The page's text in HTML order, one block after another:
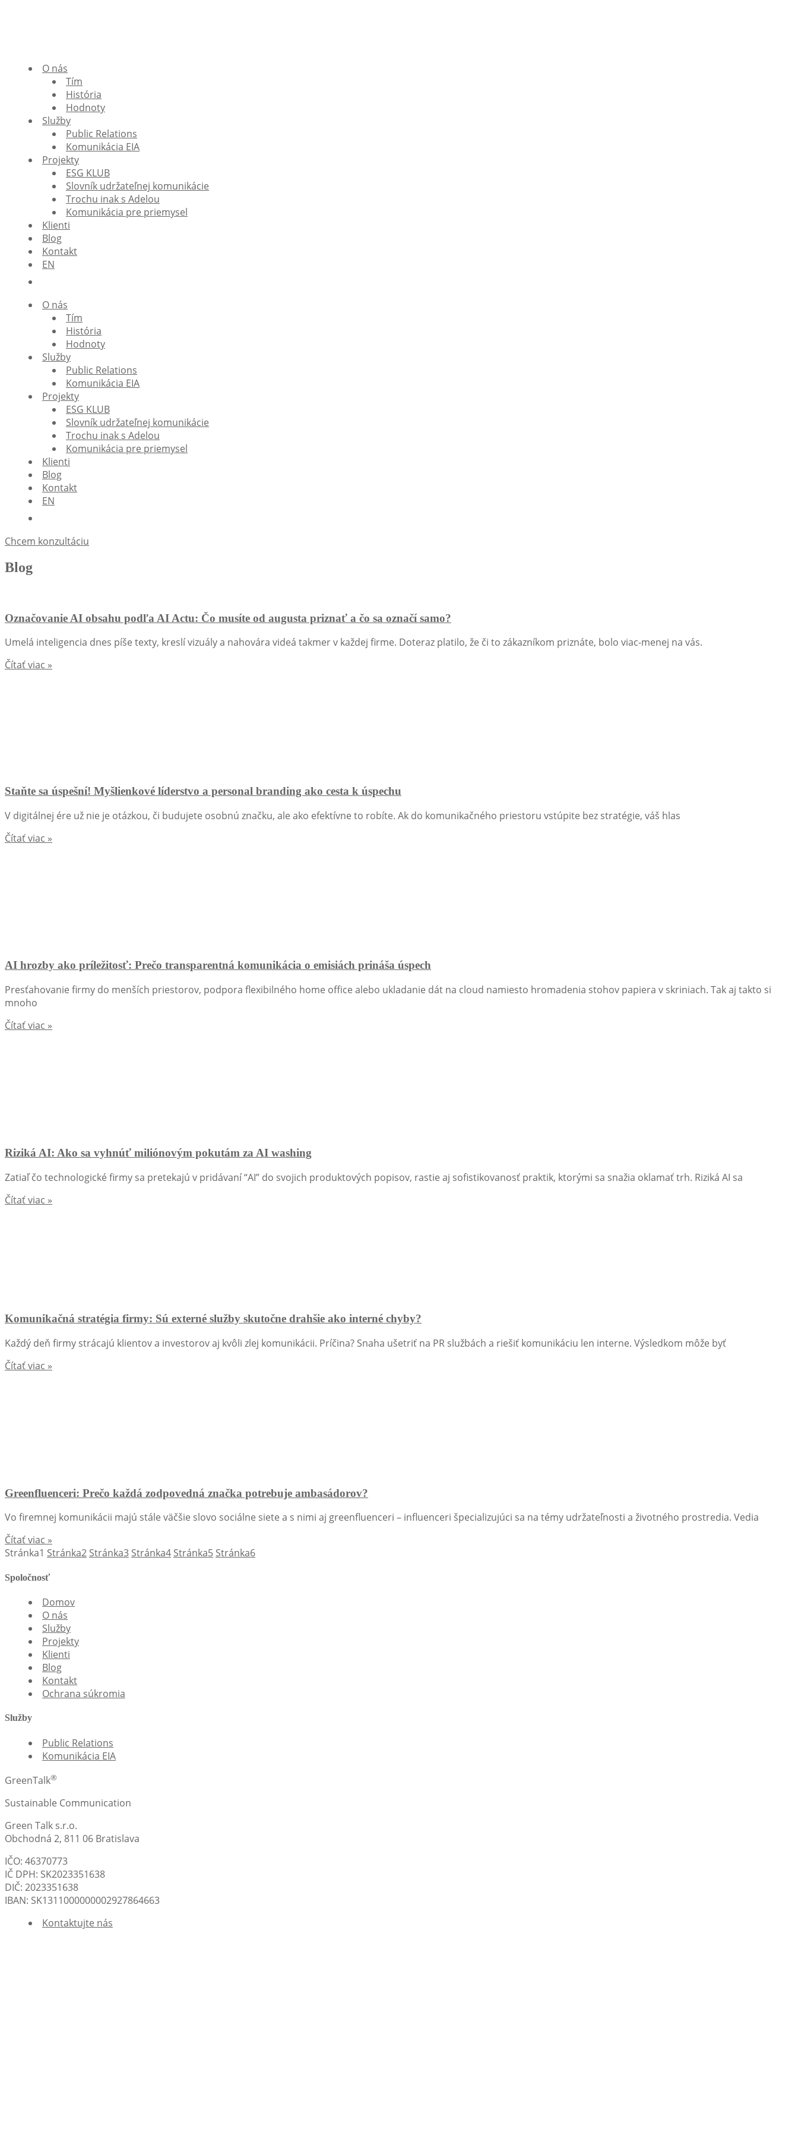
O nás
Tím
História
Hodnoty
Služby
Public Relations
Komunikácia EIA
Projekty
ESG KLUB
Slovník udržateľnej komunikácie
Trochu inak s Adelou
Komunikácia pre priemysel
Klienti
Blog
Kontakt
EN
O nás
Tím
História
Hodnoty
Služby
Public Relations
Komunikácia EIA
Projekty
ESG KLUB
Slovník udržateľnej komunikácie
Trochu inak s Adelou
Komunikácia pre priemysel
Klienti
Blog
Kontakt
EN
Chcem konzultáciu
Blog
Označovanie AI obsahu podľa AI Actu: Čo musíte od augusta priznať a čo sa označí samo?
Umelá inteligencia dnes píše texty, kreslí vizuály a nahovára videá takmer v každej firme. Doteraz platilo, že či to zákazníkom priznáte, bolo viac-menej na vás.
Čítať viac »
Staňte sa úspešní! Myšlienkové líderstvo a personal branding ako cesta k úspechu
V digitálnej ére už nie je otázkou, či budujete osobnú značku, ale ako efektívne to robíte. Ak do komunikačného priestoru vstúpite bez stratégie, váš hlas
Čítať viac »
AI hrozby ako príležitosť: Prečo transparentná komunikácia o emisiách prináša úspech
Presťahovanie firmy do menších priestorov, podpora flexibilného home office alebo ukladanie dát na cloud namiesto hromadenia stohov papiera v skriniach. Tak aj takto si
mnoho
Čítať viac »
Riziká AI: Ako sa vyhnúť miliónovým pokutám za AI washing
Zatiaľ čo technologické firmy sa pretekajú v pridávaní “AI” do svojich produktových popisov, rastie aj sofistikovanosť praktik, ktorými sa snažia oklamať trh. Riziká AI sa
Čítať viac »
Komunikačná stratégia firmy: Sú externé služby skutočne drahšie ako interné chyby?
Každý deň firmy strácajú klientov a investorov aj kvôli zlej komunikácii. Príčina? Snaha ušetriť na PR službách a riešiť komunikáciu len interne. Výsledkom môže byť
Čítať viac »
Greenfluenceri: Prečo každá zodpovedná značka potrebuje ambasádorov?
Vo firemnej komunikácii majú stále väčšie slovo sociálne siete a s nimi aj greenfluenceri – influenceri špecializujúci sa na témy udržateľnosti a životného prostredia. Vedia
Čítať viac »
Stránka1 Stránka2 Stránka3 Stránka4 Stránka5 Stránka6
Spoločnosť
Domov
O nás
Služby
Projekty
Klienti
Blog
Kontakt
Ochrana súkromia
Služby
Public Relations
Komunikácia EIA
GreenTalk®
Sustainable Communication
Green Talk s.r.o.
Obchodná 2, 811 06 Bratislava
IČO: 46370773
IČ DPH: SK2023351638
DIČ: 2023351638
IBAN: SK1311000000002927864663
Kontaktujte nás